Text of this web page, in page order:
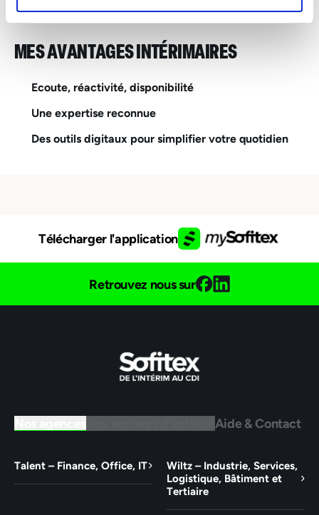
MES AVANTAGES INTÉRIMAIRES
Ecoute, réactivité, disponibilité
Une expertise reconnue
Des outils digitaux pour simplifier votre quotidien
Télécharger l'application
Retrouvez nous sur
Aide & Contact
Talent – Finance, Office, IT
Wiltz – Industrie, Services,
Logistique, Bâtiment et
Tertiaire